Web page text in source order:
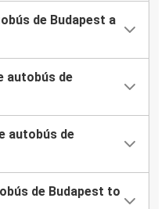
de Budapest a
autobús de
autobús de
de Budapest to